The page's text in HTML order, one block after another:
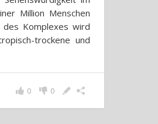
Million Menschen
Komplexes wird
trockene und
0
0